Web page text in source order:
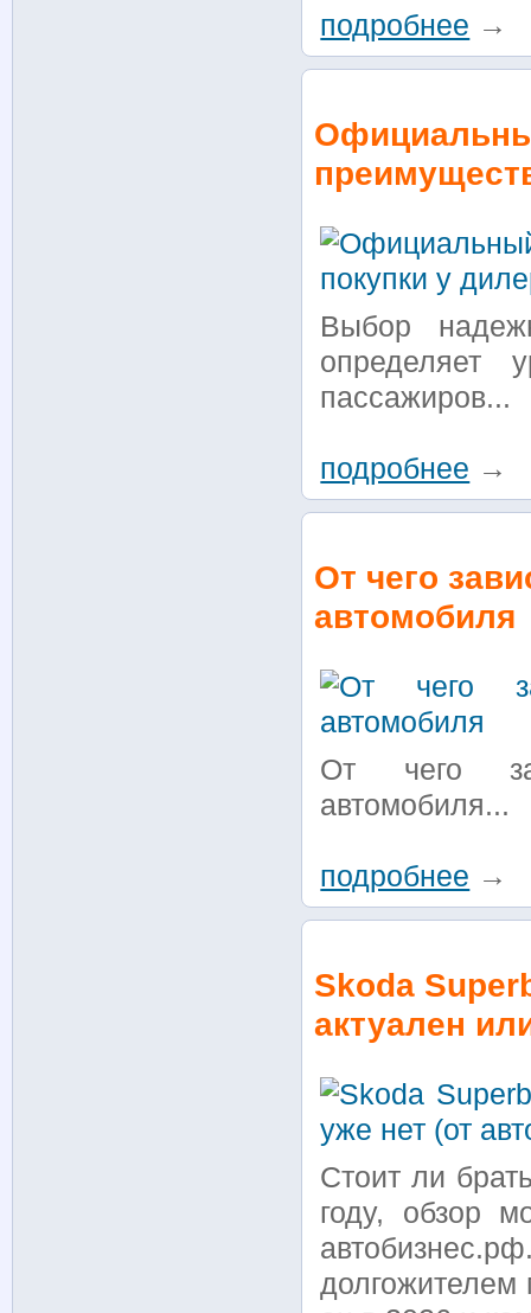
подробнее →
Выбор
определяет
пассажиров...
подробнее →
От чего
автомобиля
От чего
автомобиля...
подробнее →
Skoda
актуален
Стоит ли
году, обзор
долгожителем